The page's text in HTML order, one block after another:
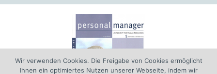
Wir verwenden Cookies. Die Freigabe von Cookies ermöglicht
Ihnen ein optimiertes Nutzen unserer Webseite, indem wir